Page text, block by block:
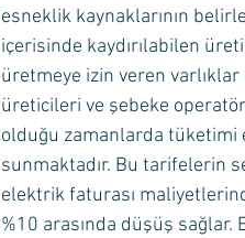
esneklik kaynaklarının
içerisinde kaydırılabilen
üretmeye izin veren varlıklar
üreticileri ve şebeke
olduğu zamanlarda tüketimi
sunmaktadır. Bu tarifelerin
elektrik faturası
%10 arasında düşüş sağlar.